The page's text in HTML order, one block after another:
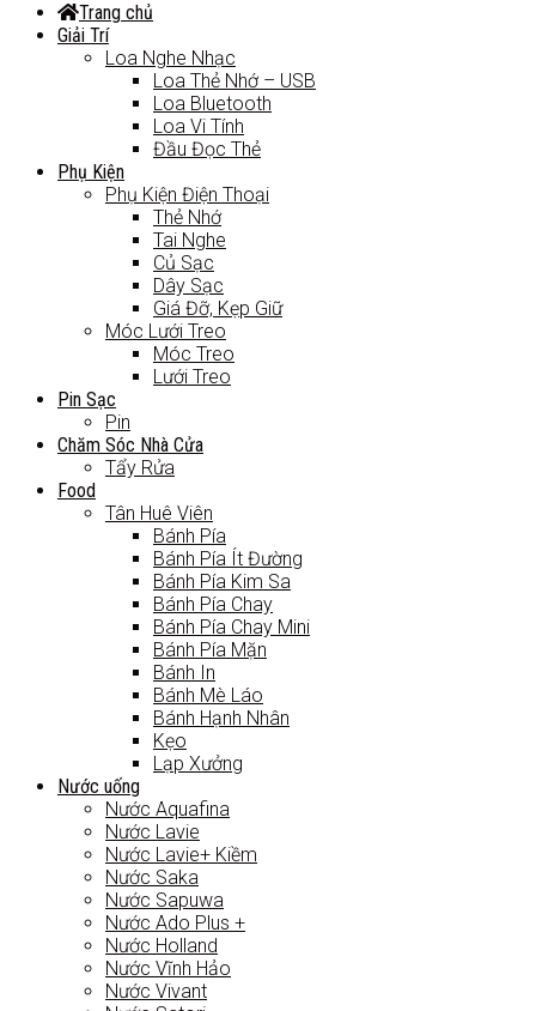
Trang chủ
Giải Trí
Loa Nghe Nhạc
Loa Thẻ Nhớ – USB
Loa Bluetooth
Loa Vi Tính
Đầu Đọc Thẻ
Phụ Kiện
Phụ Kiện Điện Thoại
Thẻ Nhớ
Tai Nghe
Củ Sạc
Dây Sạc
Giá Đỡ, Kẹp Giữ
Móc Lưới Treo
Móc Treo
Lưới Treo
Pin Sạc
Pin
Chăm Sóc Nhà Cửa
Tẩy Rửa
Food
Tân Huê Viên
Bánh Pía
Bánh Pía Ít Đường
Bánh Pía Kim Sa
Bánh Pía Chay
Bánh Pía Chay Mini
Bánh Pía Mặn
Bánh In
Bánh Mè Láo
Bánh Hạnh Nhân
Kẹo
Lạp Xưởng
Nước uống
Nước Aquafina
Nước Lavie
Nước Lavie+ Kiềm
Nước Saka
Nước Sapuwa
Nước Ado Plus +
Nước Holland
Nước Vĩnh Hảo
Nước Vivant